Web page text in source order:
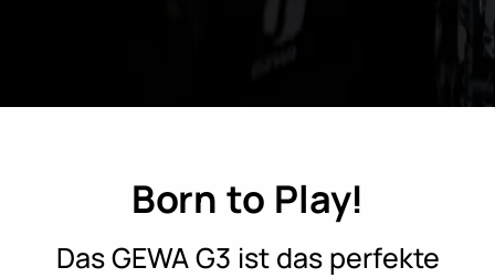
Born to Play!
Das GEWA G3 ist das perfekte